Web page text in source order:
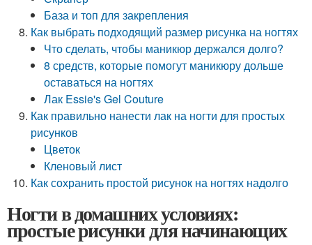
База и топ для закрепления
Как выбрать подходящий размер рисунка на ногтях
Что сделать, чтобы маникюр держался долго?
8 средств, которые помогут маникюру дольше
оставаться на ногтях
Лак Essie's Gel Couture
Как правильно нанести лак на ногти для простых
рисунков
Цветок
Кленовый лист
Как сохранить простой рисунок на ногтях надолго
Ногти в домашних условиях:
простые рисунки для начинающих